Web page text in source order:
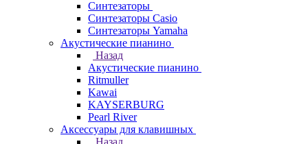
Синтезаторы
Синтезаторы Casio
Синтезаторы Yamaha
Акустические пианино
Назад
Акустические пианино
Ritmuller
Kawai
KAYSERBURG
Pearl River
Аксессуары для клавишных
Назад